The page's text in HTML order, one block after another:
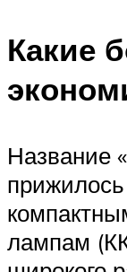
Какие
Название
лампам